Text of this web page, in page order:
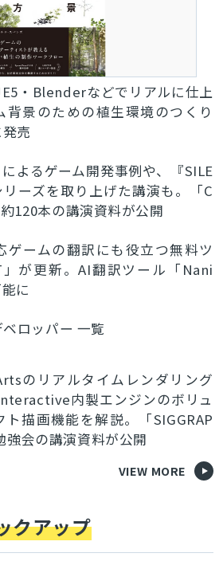
・Blenderなどでリアルに仕上
背景のための植生環境のつくり
売
よるゲーム開発事例や、『SILE
ーズを取り上げた講演も。「C
120本の講演資料が公開
ゲームの翻訳にも役立つ無料ツ
」が更新。AI翻訳ツール「Nani
に
ロッパー 一覧
のリアルタイムレンダリング
内製エンジンのボリュ
ト描画機能を解説。「SIGGRAP
強会の講演資料が公開
VIEW MORE
クアップ